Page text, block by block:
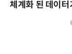
체계화 된 데이